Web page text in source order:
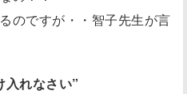
のですが・・智子先生が言
入れなさい”